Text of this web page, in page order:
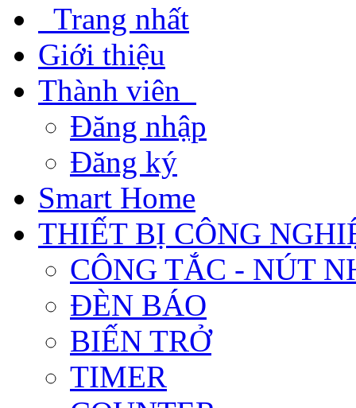
Trang nhất
Giới thiệu
Thành viên
Đăng nhập
Đăng ký
Smart Home
THIẾT BỊ CÔNG
CÔNG TẮC - NÚT
ĐÈN BÁO
BIẾN TRỞ
TIMER